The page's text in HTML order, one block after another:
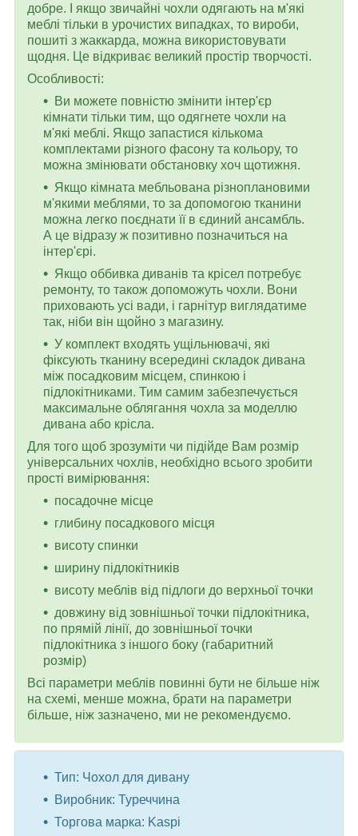
добре. І якщо звичайні чохли одягають на м'які
меблі тільки в урочистих випадках, то вироби,
пошиті з жаккарда, можна використовувати
щодня. Це відкриває великий простір творчості.
Особливості:
Ви можете повністю змінити інтер'єр
кімнати тільки тим, що одягнете чохли на
м'які меблі. Якщо запастися кількома
комплектами різного фасону та кольору, то
можна змінювати обстановку хоч щотижня.
Якщо кімната мебльована різноплановими
м'якими меблями, то за допомогою тканини
можна легко поєднати її в єдиний ансамбль.
А це відразу ж позитивно позначиться на
інтер'єрі.
Якщо оббивка диванів та крісел потребує
ремонту, то також допоможуть чохли. Вони
приховають усі вади, і гарнітур виглядатиме
так, ніби він щойно з магазину.
У комплект входять ущільнювачі, які
фіксують тканину всередині складок дивана
між посадковим місцем, спинкою і
підлокітниками. Тим самим забезпечується
максимальне облягання чохла за моделлю
дивана або крісла.
Для того щоб зрозуміти чи підійде Вам розмір
універсальних чохлів, необхідно всього зробити
прості вимірювання:
посадочне місце
глибину посадкового місця
висоту спинки
ширину підлокітників
висоту меблів від підлоги до верхньої точки
довжину від зовнішньої точки підлокітника,
по прямій лінії, до зовнішньої точки
підлокітника з іншого боку (габаритний
розмір)
Всі параметри меблів повинні бути не більше ніж
на схемі, менше можна, брати на параметри
більше, ніж зазначено, ми не рекомендуємо.
Тип: Чохол для дивану
Виробник: Туреччина
Торгова марка: Kaspi